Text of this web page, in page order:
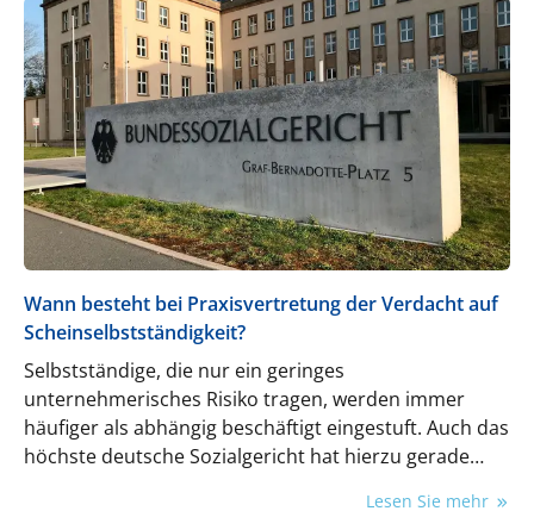
Wann besteht bei Praxisvertretung der Verdacht auf
Scheinselbstständigkeit?
Selbstständige, die nur ein geringes
unternehmerisches Risiko tragen, werden immer
häufiger als abhängig beschäftigt eingestuft. Auch das
höchste deutsche Sozialgericht hat hierzu gerade
Lesen Sie mehr